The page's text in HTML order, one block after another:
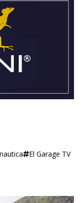
nautica El Garage TV